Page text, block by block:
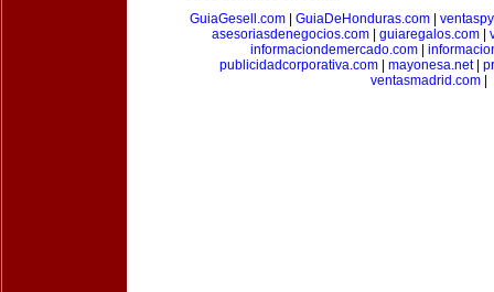
GuiaGesell.com| GuiaDeHonduras.com|
asesoriasdenegocios.com
guiaregalos.com
informaciondemercado.com|
publicidadcorporativa.com
mayonesa.net|
ventasmadrid.com